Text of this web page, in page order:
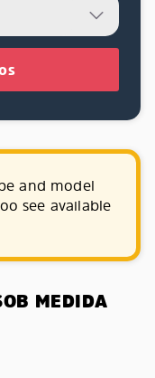
and model
see available
MEDIDA